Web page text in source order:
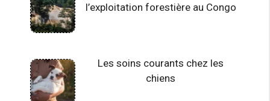
l’exploitation forestière au Congo
Les soins courants chez les
chiens